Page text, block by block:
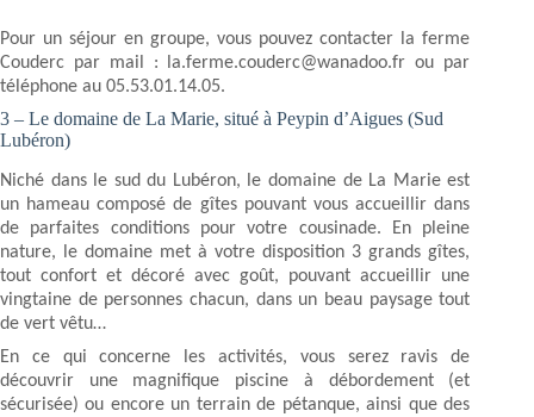
Pour un séjour en groupe, vous pouvez contacter la ferme
Couderc par mail : la.ferme.couderc@wanadoo.fr ou par
téléphone au 05.53.01.14.05.
3 – Le domaine de La Marie, situé à Peypin d’Aigues (Sud
Lubéron)
Niché dans le sud du Lubéron, le domaine de La Marie est
un hameau composé de gîtes pouvant vous accueillir dans
de parfaites conditions pour votre cousinade. En pleine
nature, le domaine met à votre disposition 3 grands gîtes,
tout confort et décoré avec goût, pouvant accueillir une
vingtaine de personnes chacun, dans un beau paysage tout
de vert vêtu…
En ce qui concerne les activités, vous serez ravis de
découvrir une magnifique piscine à débordement (et
sécurisée) ou encore un terrain de pétanque, ainsi que des